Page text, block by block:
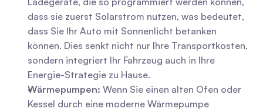
dass sie zuerst Solarstrom nutzen, was bedeutet,
dass Sie Ihr Auto mit Sonnenlicht betanken
können. Dies senkt nicht nur Ihre Transportkosten,
sondern integriert Ihr Fahrzeug auch in Ihre
Energie-Strategie zu Hause.
Wärmepumpen: Wenn Sie einen alten Ofen oder
Kessel durch eine moderne Wärmepumpe